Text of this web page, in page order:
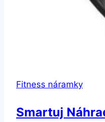
Fitness náramky
Smartuj